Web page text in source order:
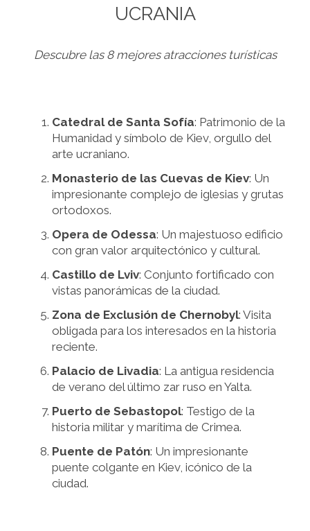
UCRANIA
Descubre las 8 mejores atracciones turísticas
Catedral de Santa Sofía: Patrimonio de la
Humanidad y símbolo de Kiev, orgullo del
arte ucraniano.
Monasterio de las Cuevas de Kiev: Un
impresionante complejo de iglesias y grutas
ortodoxos.
Opera de Odessa: Un majestuoso edificio
con gran valor arquitectónico y cultural.
Castillo de Lviv: Conjunto fortificado con
vistas panorámicas de la ciudad.
Zona de Exclusión de Chernobyl: Visita
obligada para los interesados en la historia
reciente.
Palacio de Livadia: La antigua residencia
de verano del último zar ruso en Yalta.
Puerto de Sebastopol: Testigo de la
historia militar y marítima de Crimea.
Puente de Patón: Un impresionante
puente colgante en Kiev, icónico de la
ciudad.